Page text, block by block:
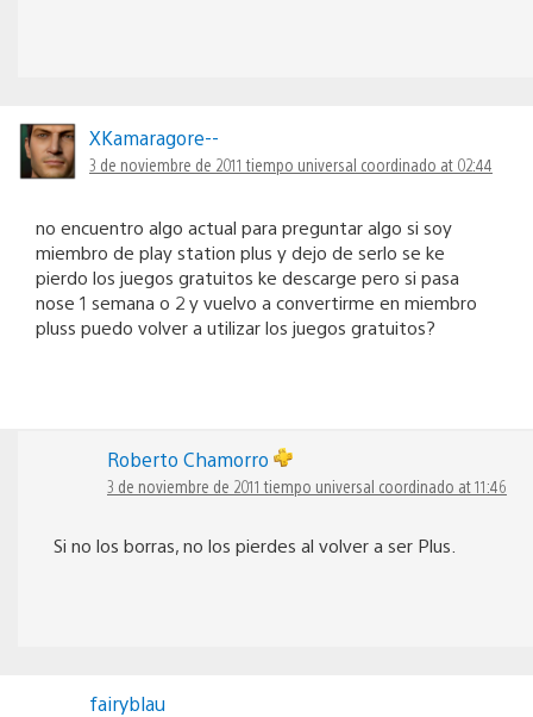
XKamaragore--
3 de noviembre de 2011 tiempo universal coordinado at 02:44
no encuentro algo actual para preguntar algo si soy
miembro de play station plus y dejo de serlo se ke
pierdo los juegos gratuitos ke descarge pero si pasa
nose 1 semana o 2 y vuelvo a convertirme en miembro
pluss puedo volver a utilizar los juegos gratuitos?
Roberto Chamorro
3 de noviembre de 2011 tiempo universal coordinado at 11:46
Si no los borras, no los pierdes al volver a ser Plus.
fairyblau